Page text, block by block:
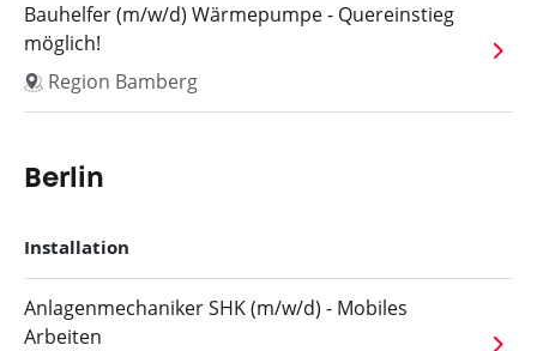
Bauhelfer (m/w/d) Wärmepumpe - Quereinstieg
möglich!
Region Bamberg
Berlin
Installation
Anlagenmechaniker SHK (m/w/d) - Mobiles
Arbeiten